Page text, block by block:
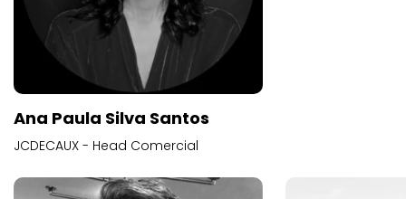
Ana Paula Silva Santos
JCDECAUX - Head Comercial